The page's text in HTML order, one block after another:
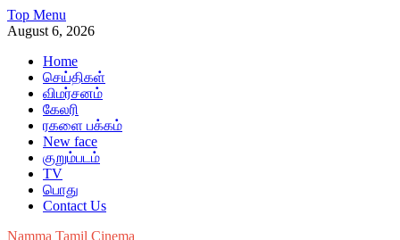
Skip
to
Top Menu
August 6, 2026
Home
செய்திகள்
விமர்சனம்
கேலரி
ரகளை பக்கம்
New face
குறும்படம்
TV
பொது
Contact Us
Namma Tamil Cinema